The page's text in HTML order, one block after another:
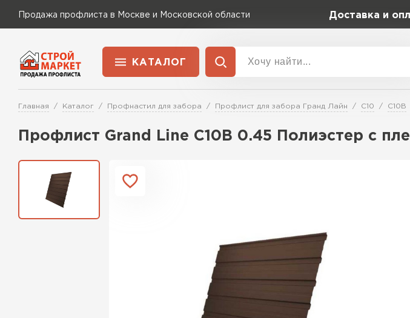
Продажа профлиста в Москве и Московской области Доставка и
КАТАЛОГ
Применение
Для забора
Бренд
Главная Каталог Профнастил для забора Профлист для забора Гранд Лайн С10 С10В
Профлист Grand Line C10В 0.45 Полиэстер с